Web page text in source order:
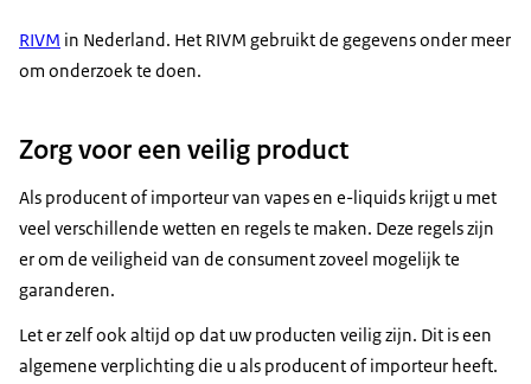
RIVM in Nederland. Het RIVM gebruikt de gegevens onder meer
om onderzoek te doen.
Zorg voor een veilig product
Als producent of importeur van vapes en e-liquids krijgt u met
veel verschillende wetten en regels te maken. Deze regels zijn
er om de veiligheid van de consument zoveel mogelijk te
garanderen.
Let er zelf ook altijd op dat uw producten veilig zijn. Dit is een
algemene verplichting die u als producent of importeur heeft.